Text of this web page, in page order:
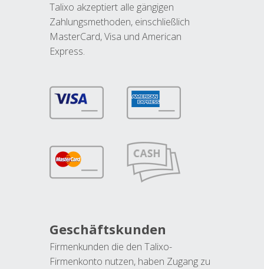
Talixo akzeptiert alle gängigen
Zahlungsmethoden, einschließlich
MasterCard, Visa und American
Express.
Geschäftskunden
Firmenkunden die den Talixo-
Firmenkonto nutzen, haben Zugang zu